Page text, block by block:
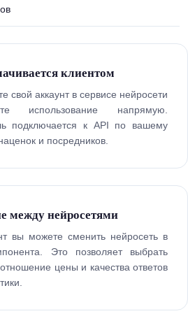
клиентом
свой аккаунт в сервисе нейросети
использование напрямую.
подключается к API по вашему
и посредников.
между нейросетями
вы можете сменить нейросеть в
Это позволяет выбрать
цены и качества ответов